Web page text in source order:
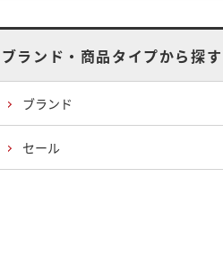
ブランド・商品タイプから探す
ブランド
セール